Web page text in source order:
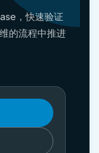
，快速验证
的流程中推进